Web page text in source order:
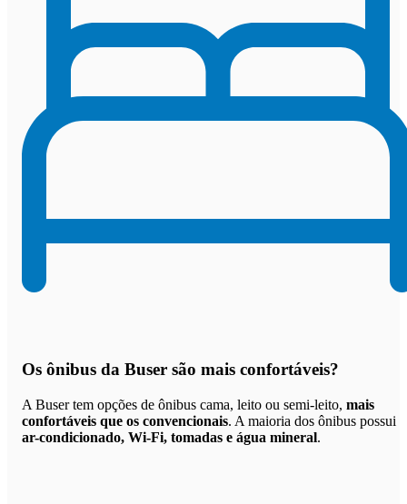
Os ônibus da Buser são mais confortáveis?
A Buser tem opções de ônibus cama, leito ou semi-leito, mais
confortáveis que os convencionais. A maioria dos ônibus possui
ar-condicionado, Wi-Fi, tomadas e água mineral.